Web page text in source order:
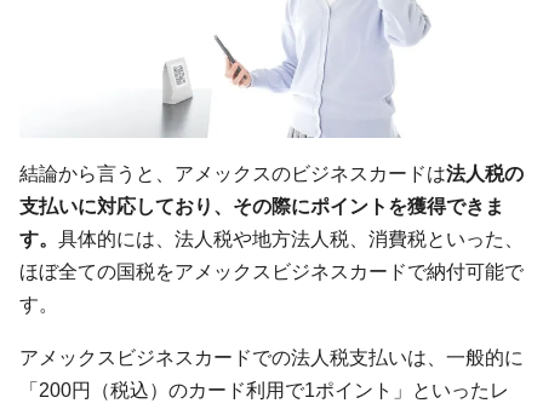
結論から言うと、アメックスのビジネスカードは法人税の
支払いに対応しており、その際にポイントを獲得できま
す。 具体的には、法人税や地方法人税、消費税といった、
ほぼ全ての国税をアメックスビジネスカードで納付可能で
す。
アメックスビジネスカードでの法人税支払いは、一般的に
「200円（税込）のカード利用で1ポイント」といったレ